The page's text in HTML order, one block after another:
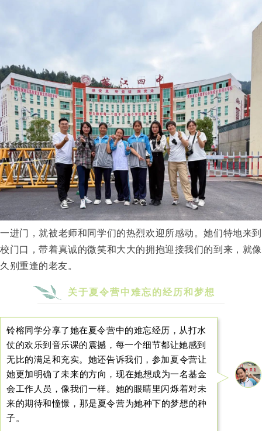
一进门，就被老师和同学们的热烈欢迎所感动。她们特地来到
校门口，带着真诚的微笑和大大的拥抱迎接我们的到来，就像
久别重逢的老友。
关于夏令营中难忘的经历和梦想
铃榕同学分享了她在夏令营中的难忘经历，从打水
仗的欢乐到音乐课的震撼，每一个细节都让她感到
无比的满足和充实。她还告诉我们，参加夏令营让
她更加明确了未来的方向，现在她想成为一名基金
会工作人员，像我们一样。 她的眼睛里闪烁着对未
来的期待和憧憬，那是夏令营为她种下的梦想的种
子。